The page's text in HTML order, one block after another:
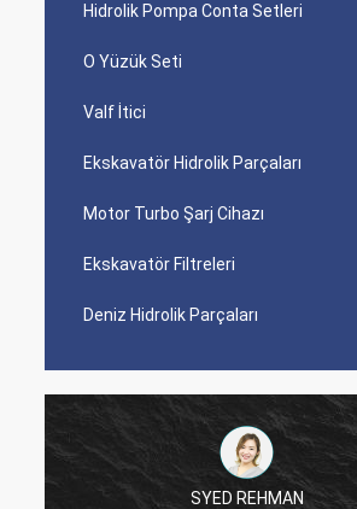
Hidrolik Pompa Conta Setleri
O Yüzük Seti
Valf İtici
Ekskavatör Hidrolik Parçaları
Motor Turbo Şarj Cihazı
Ekskavatör Filtreleri
Deniz Hidrolik Parçaları
SYED REHMAN